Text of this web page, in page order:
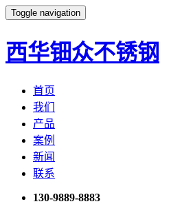
Toggle navigation
西华钿众不锈钢
首页
我们
产品
案例
新闻
联系
130-9889-8883